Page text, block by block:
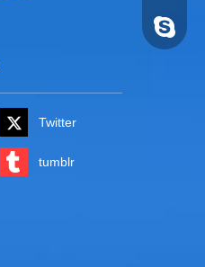
Twitter
tumblr